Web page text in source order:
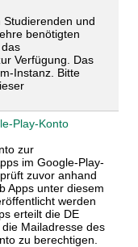
Studierenden und
benötigten
Verfügung. Das
Instanz. Bitte
Play-Konto
zur
im Google-Play-
zuvor anhand
Apps unter diesem
werden
erteilt die DE
Mailadresse des
zu berechtigen.